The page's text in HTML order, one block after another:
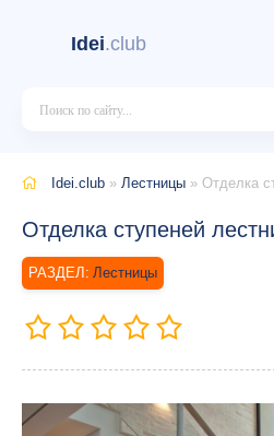
Idei.club
Idei.club » Лестницы » Отделка
Отделка ступеней
Лестницы